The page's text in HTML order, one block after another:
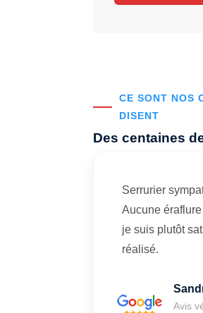
CE SONT NOS
DISENT
Des centaines
Serrurier
Aucune
je suis plutôt
réalisé.
Avis